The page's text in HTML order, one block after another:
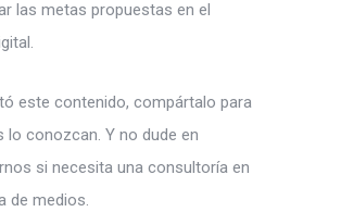
las metas propuestas en el
este contenido, compártalo para
lo conozcan. Y no dude en
si necesita una consultoría en
de medios.